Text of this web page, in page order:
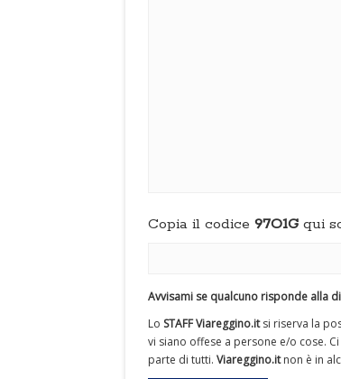
Copia il codice 97O1G qui
Avvisami se qualcuno risponde alla
Lo STAFF Viareggino.itsi riserva la
vi siano offese a persone e/o cose.
parte di tutti. Viareggino.itnon è in